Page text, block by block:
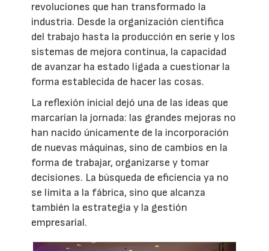
revoluciones que han transformado la
industria. Desde la organización científica
del trabajo hasta la producción en serie y los
sistemas de mejora continua, la capacidad
de avanzar ha estado ligada a cuestionar la
forma establecida de hacer las cosas.
La reflexión inicial dejó una de las ideas que
marcarían la jornada: las grandes mejoras no
han nacido únicamente de la incorporación
de nuevas máquinas, sino de cambios en la
forma de trabajar, organizarse y tomar
decisiones. La búsqueda de eficiencia ya no
se limita a la fábrica, sino que alcanza
también la estrategia y la gestión
empresarial.